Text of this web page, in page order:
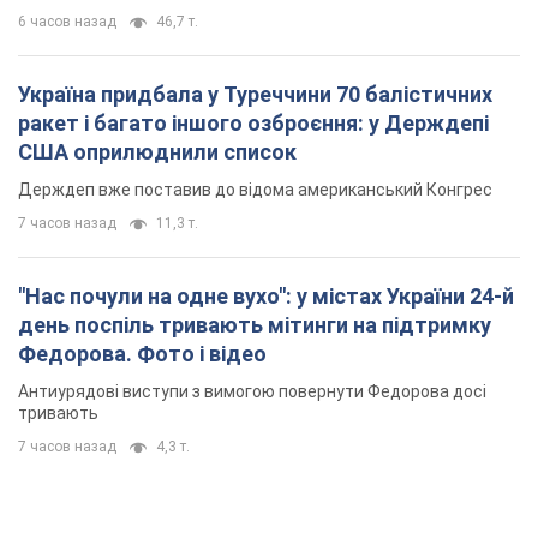
6 часов назад 46,7 т.
Україна придбала у Туреччини 70 балістичних
ракет і багато іншого озброєння: у Держдепі
США оприлюднили список
Держдеп вже поставив до відома американський Конгрес
7 часов назад 11,3 т.
"Нас почули на одне вухо": у містах України 24-й
день поспіль тривають мітинги на підтримку
Федорова. Фото і відео
Антиурядові виступи з вимогою повернути Федорова досі
тривають
7 часов назад 4,3 т.